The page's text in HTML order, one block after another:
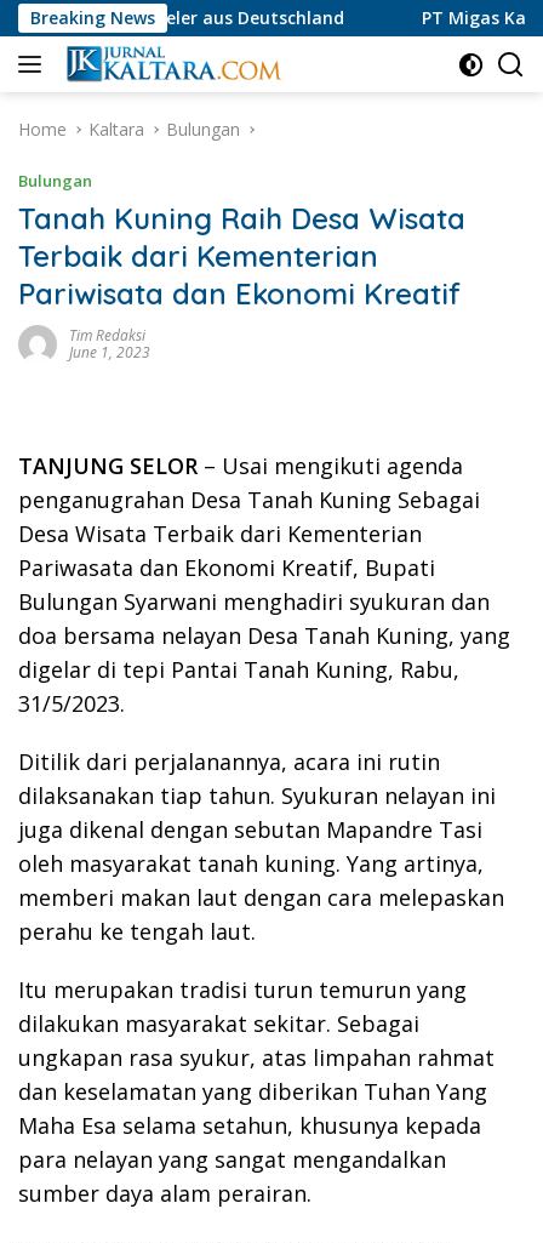
Skip
to
content
Breaking News
für Spieler aus Deutschland PT Migas Kaltara Jaya
Home Kaltara Bulungan
Bulungan
Tanah Kuning Raih Desa Wisata
Terbaik dari Kementerian
Pariwisata dan Ekonomi Kreatif
Tim Redaksi
June 1, 2023
TANJUNG SELOR – Usai mengikuti agenda
penganugrahan Desa Tanah Kuning Sebagai
Desa Wisata Terbaik dari Kementerian
Pariwasata dan Ekonomi Kreatif, Bupati
Bulungan Syarwani menghadiri syukuran dan
doa bersama nelayan Desa Tanah Kuning, yang
digelar di tepi Pantai Tanah Kuning, Rabu,
31/5/2023.
Ditilik dari perjalanannya, acara ini rutin
dilaksanakan tiap tahun. Syukuran nelayan ini
juga dikenal dengan sebutan Mapandre Tasi
oleh masyarakat tanah kuning. Yang artinya,
memberi makan laut dengan cara melepaskan
perahu ke tengah laut.
Itu merupakan tradisi turun temurun yang
dilakukan masyarakat sekitar. Sebagai
ungkapan rasa syukur, atas limpahan rahmat
dan keselamatan yang diberikan Tuhan Yang
Maha Esa selama setahun, khusunya kepada
para nelayan yang sangat mengandalkan
sumber daya alam perairan.